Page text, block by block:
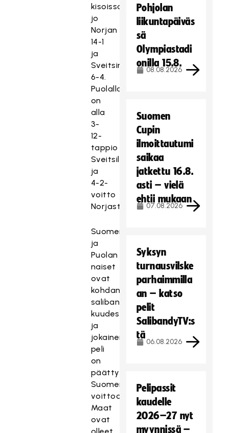
kisoissa
jo
Norjan
14-1
ja
Sveitsin
6-4.
Puolalla
on
alla
3-
12-
tappio
Sveitsille
ja
4-2-
voitto
Norjasta.
Suomen
ja
Puolan
naiset
ovat
kohdanneet
salibandyssa
kuudesti,
ja
jokainen
peli
on
päättynyt
Suomen
voittoon.
Maat
ovat
Pohjolan
liikuntapäiväs
sä
Olympiastadi
onilla 15.8.
08.08.2026
Suomen
Cupin
ilmoittautumi
saikaa
jatkettu 16.8.
asti – vielä
ehtii mukaan
07.08.2026
Syksyn
turnausvilske
parhaimmilla
an – katso
pelit
SalibandyTV:s
tä
06.08.2026
Pelipassit
kaudelle
2026–27 nyt
myynnissä –